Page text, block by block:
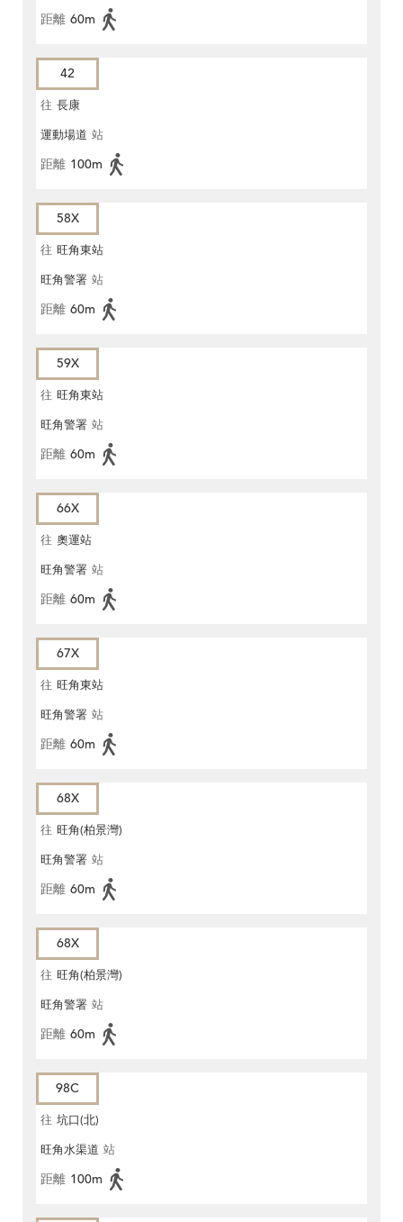
距離 60m
42
往 長康
運動場道 站
距離 100m
58X
往 旺角東站
旺角警署 站
距離 60m
59X
往 旺角東站
旺角警署 站
距離 60m
66X
往 奧運站
旺角警署 站
距離 60m
67X
往 旺角東站
旺角警署 站
距離 60m
68X
往 旺角(柏景灣)
旺角警署 站
距離 60m
68X
往 旺角(柏景灣)
旺角警署 站
距離 60m
98C
往 坑口(北)
旺角水渠道 站
距離 100m